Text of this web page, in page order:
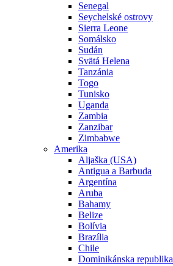
Senegal
Seychelské ostrovy
Sierra Leone
Somálsko
Sudán
Svätá Helena
Tanzánia
Togo
Tunisko
Uganda
Zambia
Zanzibar
Zimbabwe
Amerika
Aljaška (USA)
Antigua a Barbuda
Argentína
Aruba
Bahamy
Belize
Bolívia
Brazília
Chile
Dominikánska republika